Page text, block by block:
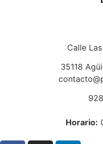
Calle
35118
Horario: